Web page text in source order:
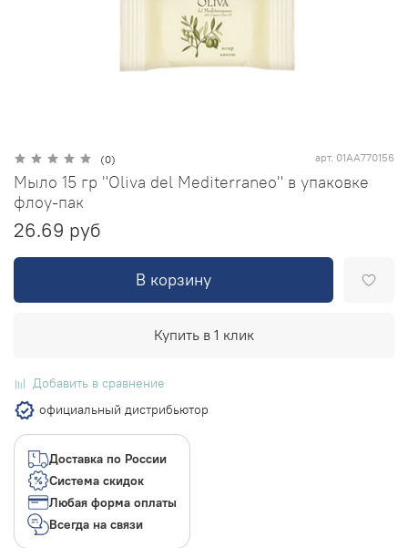
(0) арт. 01AA770156
Мыло 15 гр "Oliva del Mediterraneo" в упаковке
флоу-пак
26.69 руб
В корзину
Купить в 1 клик
Добавить в сравнение
официальный дистрибьютор
Доставка по России
Система скидок
Любая форма оплаты
Всегда на связи